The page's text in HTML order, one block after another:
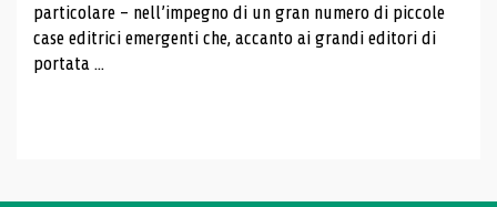
particolare – nell’impegno di un gran numero di piccole
case editrici emergenti che, accanto ai grandi editori di
portata ...